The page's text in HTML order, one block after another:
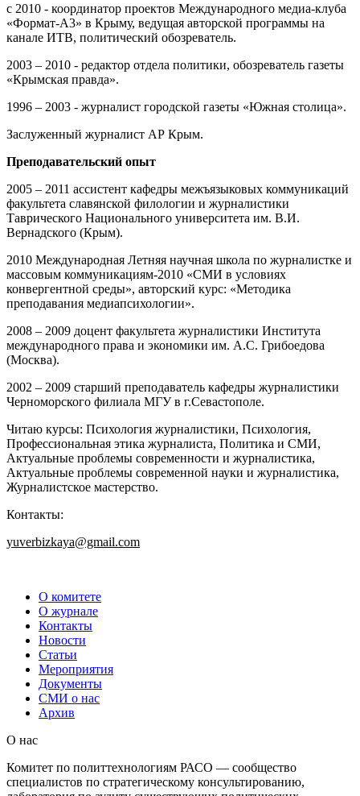
с 2010 - координатор проектов Международного медиа-клуба
«Формат-А3» в Крыму, ведущая авторской программы на
канале ИТВ, политический обозреватель.
2003 – 2010 - редактор отдела политики, обозреватель газеты
«Крымская правда».
1996 – 2003 - журналист городской газеты «Южная столица».
Заслуженный журналист АР Крым.
Преподавательский опыт
2005 – 2011 ассистент кафедры межъязыковых коммуникаций
факультета славянской филологии и журналистики
Таврического Национального университета им. В.И.
Вернадского (Крым).
2010 Международная Летняя научная школа по журналистке и
массовым коммуникациям-2010 «СМИ в условиях
конвергентной среды», авторский курс: «Методика
преподавания медиапсихологии».
2008 – 2009 доцент факультета журналистики Института
международного права и экономики им. А.С. Грибоедова
(Москва).
2002 – 2009 старший преподаватель кафедры журналистики
Черноморского филиала МГУ в г.Севастополе.
Читаю курсы: Психология журналистики, Психология,
Профессиональная этика журналиста, Политика и СМИ,
Актуальные проблемы современности и журналистика,
Актуальные проблемы современной науки и журналистика,
Журналистское мастерство.
Контакты:
yuverbizkaya@gmail.com
О комитете
О журнале
Контакты
Новости
Статьи
Мероприятия
Документы
СМИ о нас
Архив
О нас
Комитет по политтехнологиям РАСО — сообщество
специалистов по стратегическому консультированию,